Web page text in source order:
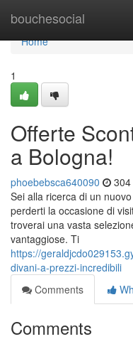
bouchesocial
Home
Home
1
Offerte
a Bologna!
phoebebsca640090
Sei alla ricerca di un
perderti la occasione di
troverai una vasta
vantaggiose. Ti
https://
divani-a-prezzi-incredibili
Comments
Comments